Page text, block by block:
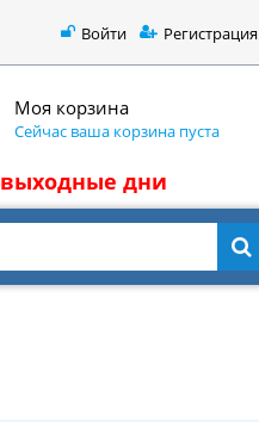
Войти Регистрация
Моя корзина
Сейчас ваша корзина пуста
выходные дни